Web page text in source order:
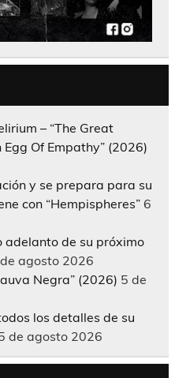
– “The Great
Of Empathy” (2026)
y se prepara para su
con “Hempispheres” 6
adelanto de su próximo
agosto 2026
Negra” (2026) 5 de
los detalles de su
de agosto 2026